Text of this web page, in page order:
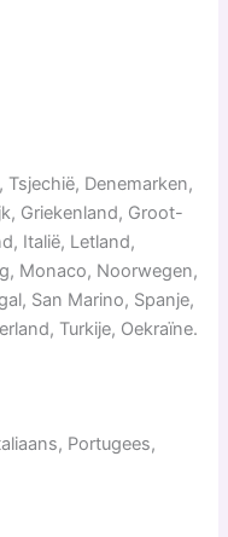
Denemarken,
Griekenland, Groot-
Italië, Letland,
Monaco, Noorwegen,
San Marino, Spanje,
Turkije, Oekraïne.
Portugees,